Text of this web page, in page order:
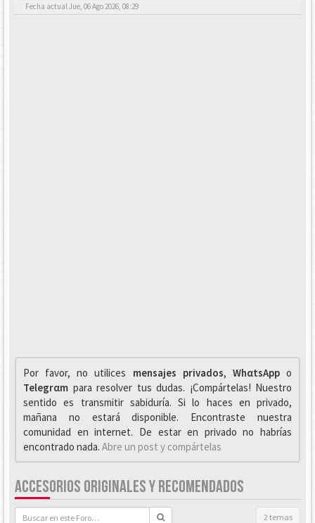
Fecha actual Jue, 06 Ago 2026, 08:29
Por favor, no utilices mensajes privados, WhαtsAppo
Telegrαm para resolver tus dudas. ¡Compártelas! Nuestro
sentido es transmitir sabiduría. Si lo haces en privado,
mañana no estará disponible. Encontraste nuestra
comunidad en internet. De estar en privado no habrías
encontrado nada. Abre un post y compártelas
ACCESORIOS ORIGINALES Y RECOMENDADOS
2 temas